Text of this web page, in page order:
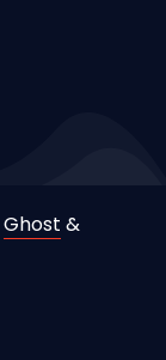
Ghost &